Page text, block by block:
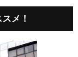
メ！